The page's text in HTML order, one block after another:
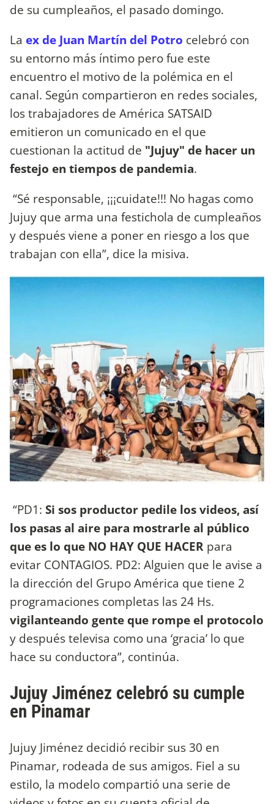
de su cumpleaños, el pasado domingo.
La ex de Juan Martín del Potro celebró con
su entorno más íntimo pero fue este
encuentro el motivo de la polémica en el
canal. Según compartieron en redes sociales,
los trabajadores de América SATSAID
emitieron un comunicado en el que
cuestionan la actitud de "Jujuy" de hacer un
festejo en tiempos de pandemia.
“Sé responsable, ¡¡¡cuidate!!! No hagas como
Jujuy que arma una festichola de cumpleaños
y después viene a poner en riesgo a los que
trabajan con ella”, dice la misiva.
“PD1: Si sos productor pedile los videos, así
los pasas al aire para mostrarle al público
que es lo que NO HAY QUE HACER para
evitar CONTAGIOS. PD2: Alguien que le avise a
la dirección del Grupo América que tiene 2
programaciones completas las 24 Hs.
vigilanteando gente que rompe el protocolo
y después televisa como una ‘gracia’ lo que
hace su conductora”, continúa.
Jujuy Jiménez celebró su cumple
en Pinamar
Jujuy Jiménez decidió recibir sus 30 en
Pinamar, rodeada de sus amigos. Fiel a su
estilo, la modelo compartió una serie de